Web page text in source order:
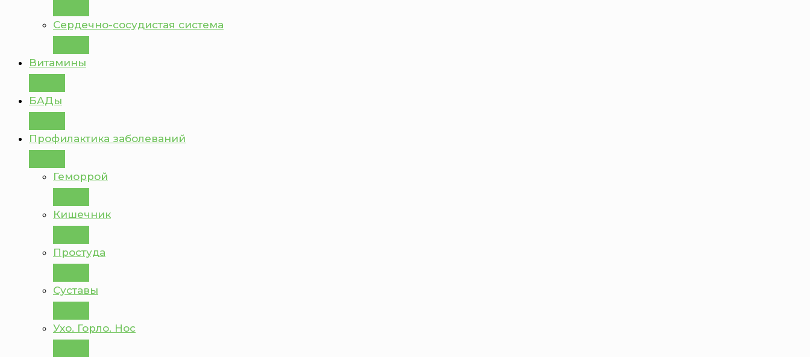
Сердечно-сосудистая система
Витамины
БАДы
Профилактика заболеваний
Геморрой
Кишечник
Простуда
Суставы
Ухо. Горло. Нос